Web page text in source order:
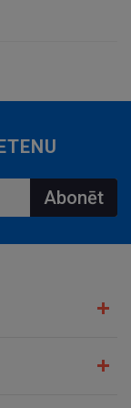
Abonēt